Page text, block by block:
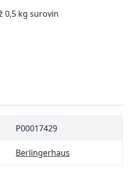
0,5 kg surovin
P00017429
Berlingerhaus